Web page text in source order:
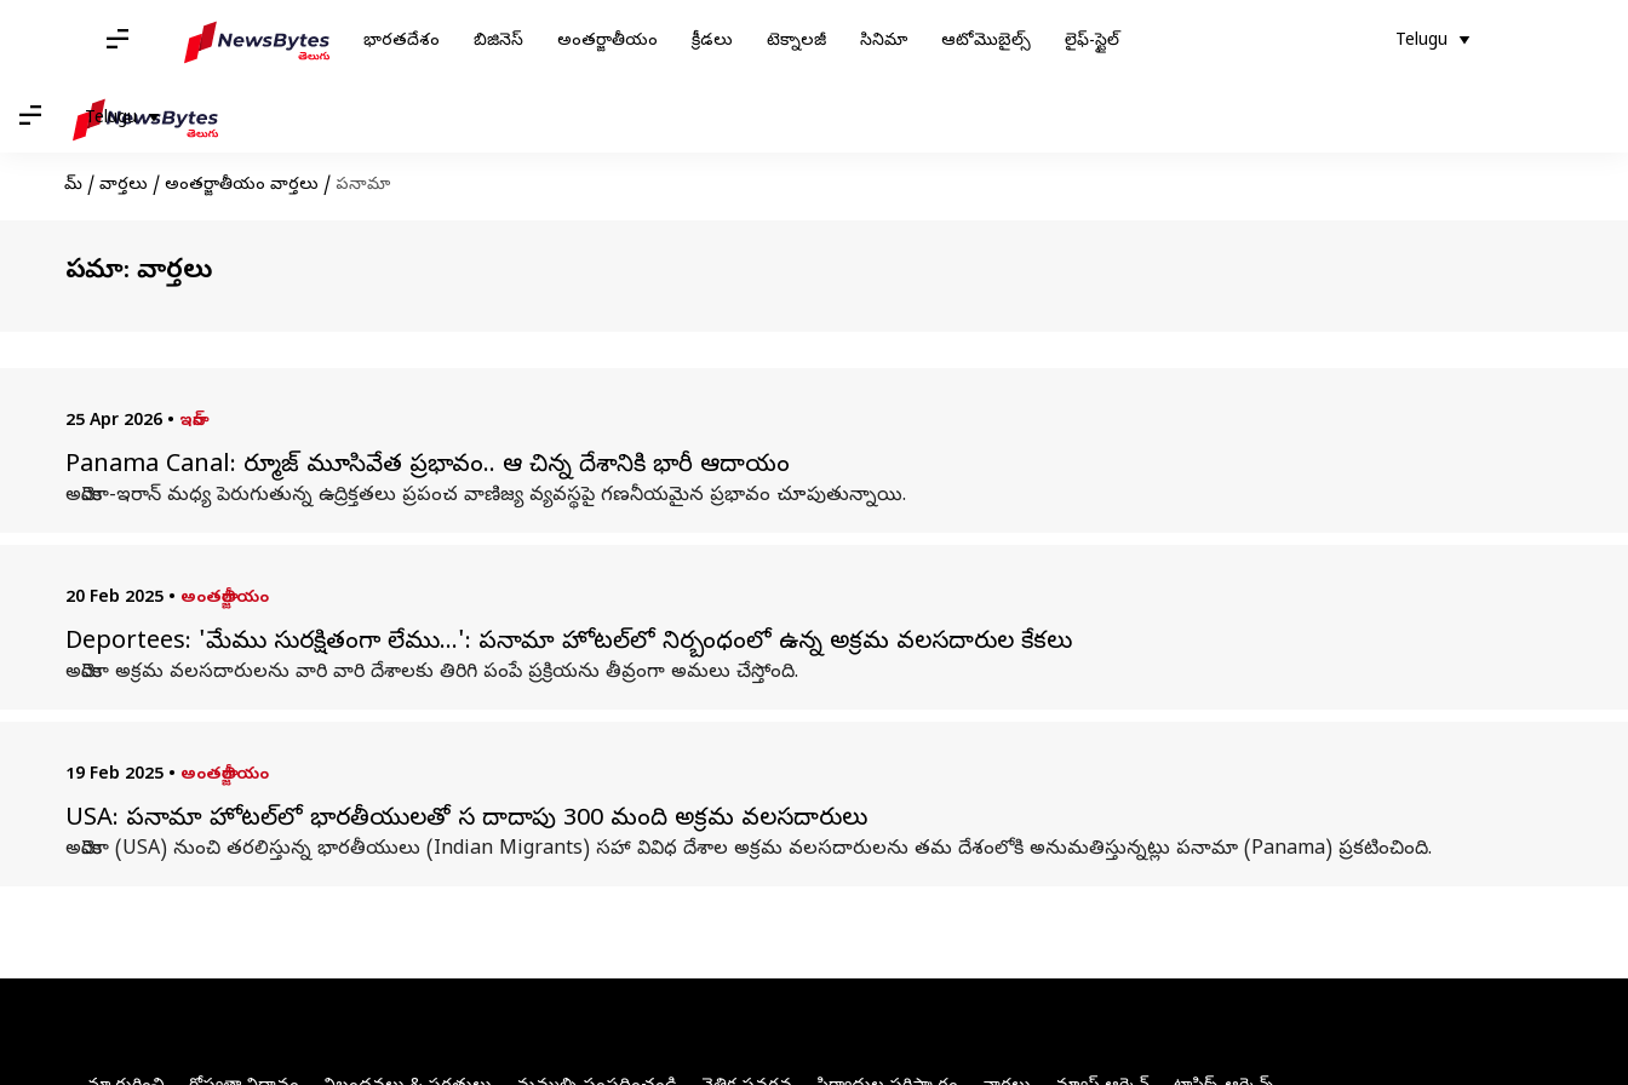
భారతదేశం బిజినెస్ అంతర్జాతీయం క్రీడలు టెక్నాలజీ సినిమా ఆటోమొబైల్స్ లైఫ్-స్టైల్ Telugu
Telugu
హోమ్ / వార్తలు / అంతర్జాతీయం వార్తలు / పనామా
పనామా: వార్తలు
25 Apr 2026 • ఇరాన్
Panama Canal: హార్మూజ్‌ మూసివేత ప్రభావం.. ఆ చిన్న దేశానికి భారీ ఆదాయం
అమెరికా-ఇరాన్‌ మధ్య పెరుగుతున్న ఉద్రిక్తతలు ప్రపంచ వాణిజ్య వ్యవస్థపై గణనీయమైన ప్రభావం చూపుతున్నాయి.
20 Feb 2025 • అంతర్జాతీయం
Deportees: 'మేము సురక్షితంగా లేము...': పనామా హోటల్‌లో నిర్బంధంలో ఉన్న అక్రమ వలసదారుల కేకలు
అమెరికా అక్రమ వలసదారులను వారి వారి దేశాలకు తిరిగి పంపే ప్రక్రియను తీవ్రంగా అమలు చేస్తోంది.
19 Feb 2025 • అంతర్జాతీయం
USA: పనామా హోటల్‌లో భారతీయులతో సహా దాదాపు 300 మంది అక్రమ వలసదారులు
అమెరికా (USA) నుంచి తరలిస్తున్న భారతీయులు (Indian Migrants) సహా వివిధ దేశాల అక్రమ వలసదారులను తమ దేశంలోకి అనుమతిస్తున్నట్లు పనామా (Panama) ప్రకటించింది.